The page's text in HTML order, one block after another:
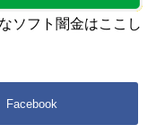
ソフト闇金はここし
Facebook